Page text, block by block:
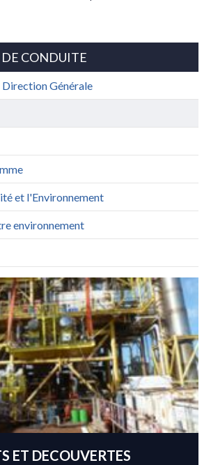
CONDUITE
Générale
et l'Environnement
environnement
ET DECOUVERTES